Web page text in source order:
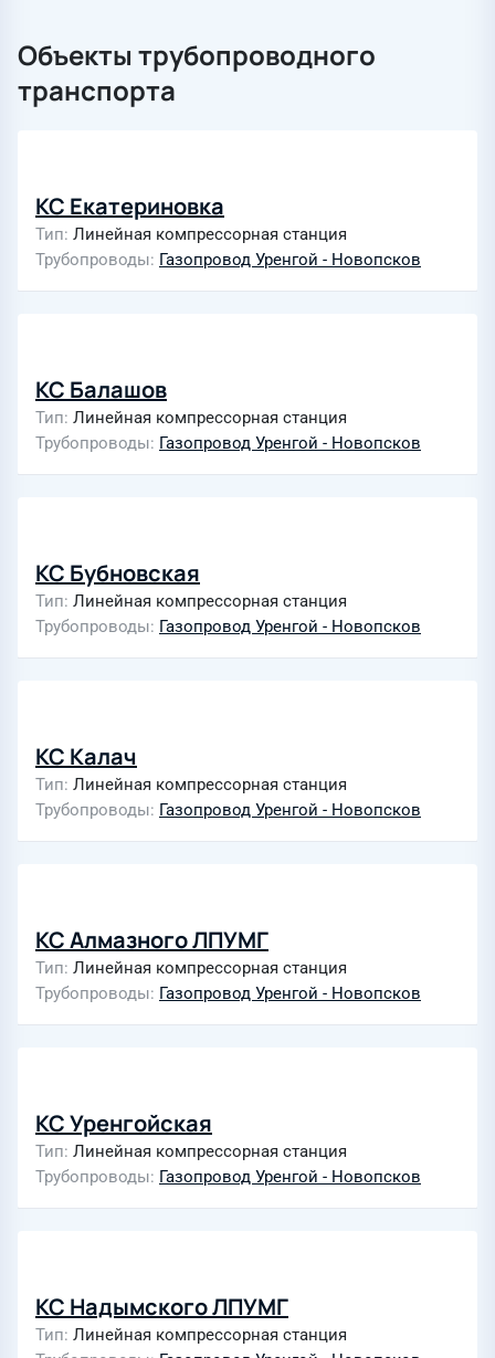
Объекты трубопроводного
транспорта
КС Екатериновка
Тип Линейная компрессорная станция
Трубопроводы Газопровод Уренгой - Новопсков
КС Балашов
Тип Линейная компрессорная станция
Трубопроводы Газопровод Уренгой - Новопсков
КС Бубновская
Тип Линейная компрессорная станция
Трубопроводы Газопровод Уренгой - Новопсков
КС Калач
Тип Линейная компрессорная станция
Трубопроводы Газопровод Уренгой - Новопсков
КС Алмазного ЛПУМГ
Тип Линейная компрессорная станция
Трубопроводы Газопровод Уренгой - Новопсков
КС Уренгойская
Тип Линейная компрессорная станция
Трубопроводы Газопровод Уренгой - Новопсков
КС Надымского ЛПУМГ
Тип Линейная компрессорная станция